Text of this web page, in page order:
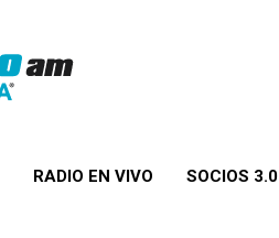
RADIO EN VIVO SOCIOS 3.0